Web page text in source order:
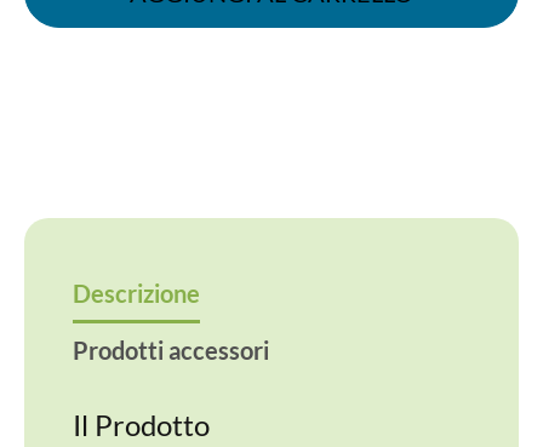
mm
Descrizione
Prodotti accessori
Il Prodotto